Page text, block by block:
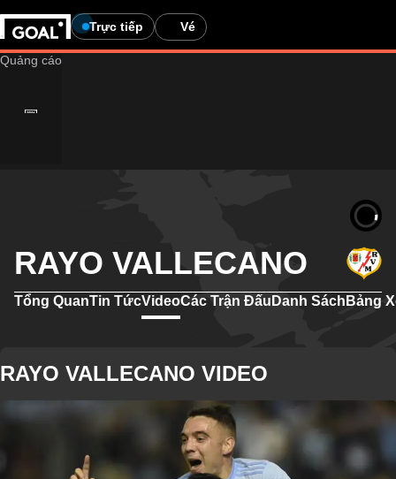
Trực tiếp Vé
RAYO VALLECANO
Tổng QuanTin TứcVideoCác Trận Đấu Danh Sách Bảng
RAYO VALLECANO VIDEO